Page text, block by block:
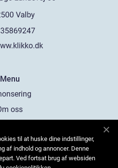
Menu
oss
oss
til at huske dine indstillinger,
af indhold og annoncer. Denne
Ved fortsat brug af websiden